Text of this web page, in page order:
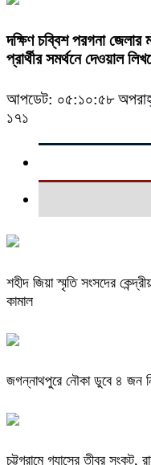
দক্ষিণ চব্বিশ পরগনা জেলার
প্রার্থীর সমর্থনে দেওয়াল
আপডেট: ০৫:১০:৫৮
১৭১
শহীদ জিয়া স্মৃতি সংসদের
কামাল
জগন্নাথপুরে নৌকা ডুবে ৪ জন
চট্টগ্রামে গ্যাসের তীব্র সংকট,